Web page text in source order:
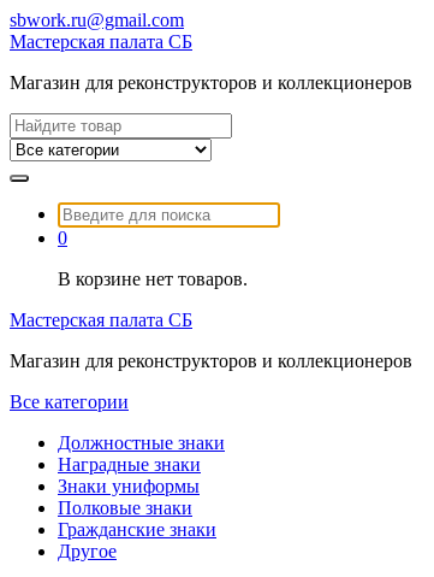
Перейти
к
sbwork.ru@gmail.com
Мастерская палата СБ
Магазин для реконструкторов и коллекционеров
Найти:
Найти:
0
В корзине нет товаров.
Мастерская палата СБ
Магазин для реконструкторов и коллекционеров
Все категории
Должностные знаки
Наградные знаки
Знаки униформы
Полковые знаки
Гражданские знаки
Другое